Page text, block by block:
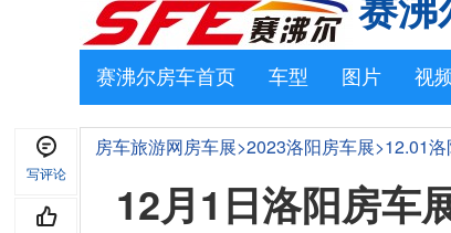
赛沸尔房车首页 车型 图片 视
房车旅游网房车展>2023洛阳房车展>12.01
12月1日洛阳房
写评论